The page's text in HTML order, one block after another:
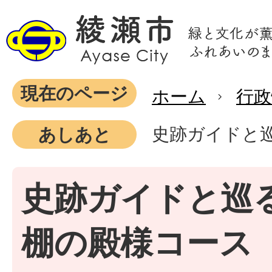
現在のページ ホーム
行
あしあと
史跡ガイドと
史跡ガイドと巡
棚の殿様コース